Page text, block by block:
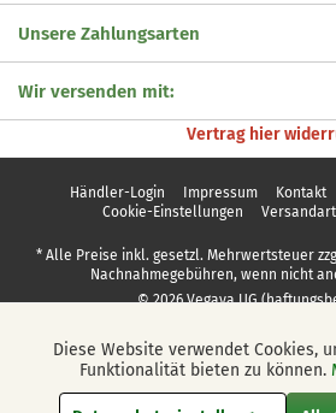
Unsere Zahlungsarten
Wir versenden mit:
Vertrag hier
Händler-Login Impressum Kontakt
Cookie-Einstellungen
* Alle Preise inkl. gesetzl. Mehrwertsteuer
Nachnahmegebühren, wenn nicht
© 2026 Vegaya UG
Funktionale
Diese Website verwendet Cookies,
Funktionalität bieten zu können.